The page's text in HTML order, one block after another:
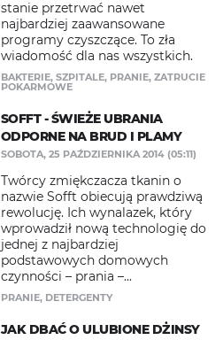
stanie przetrwać nawet
najbardziej zaawansowane
programy czyszczące. To zła
wiadomość dla nas wszystkich.
BAKTERIE, SZPITALE, PRANIE, ZATRUCIE
POKARMOWE
SOFFT - ŚWIEŻE UBRANIA
ODPORNE NA BRUD I PLAMY
SOBOTA, 25 PAŹDZIERNIKA 2014 (05:11)
Twórcy zmiękczacza tkanin o
nazwie Sofft obiecują prawdziwą
rewolucję. Ich wynalazek, który
wprowadził nową technologię do
jednej z najbardziej
podstawowych domowych
czynności – prania –...
PRANIE, DETERGENTY
JAK DBAĆ O ULUBIONE DŻINSY